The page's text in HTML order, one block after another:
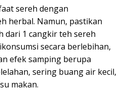
sereh dengan
herbal. Namun, pastikan
dari 1 cangkir teh sereh
secara berlebihan,
efek samping berupa
sering buang air kecil,
makan.